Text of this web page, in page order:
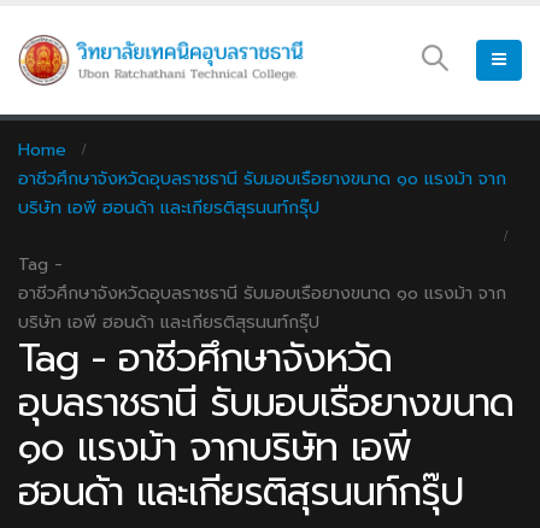
Home
อาชีวศึกษาจังหวัดอุบลราชธานี รับมอบเรือยางขนาด ๑๐ แรงม้า จาก
บริษัท เอพี ฮอนด้า และเกียรติสุรนนท์กรุ๊ป
Tag -
อาชีวศึกษาจังหวัดอุบลราชธานี รับมอบเรือยางขนาด ๑๐ แรงม้า จาก
บริษัท เอพี ฮอนด้า และเกียรติสุรนนท์กรุ๊ป
Tag - อาชีวศึกษาจังหวัด
อุบลราชธานี รับมอบเรือยางขนาด
๑๐ แรงม้า จากบริษัท เอพี
ฮอนด้า และเกียรติสุรนนท์กรุ๊ป